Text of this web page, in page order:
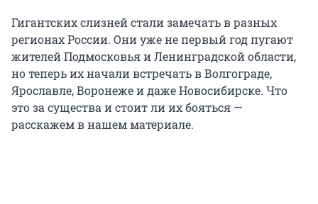
Гигантских слизней стали замечать в разных
регионах России. Они уже не первый год пугают
жителей Подмосковья и Ленинградской области,
но теперь их начали встречать в Волгограде,
Ярославле, Воронеже и даже Новосибирске. Что
это за существа и стоит ли их бояться —
расскажем в нашем материале.